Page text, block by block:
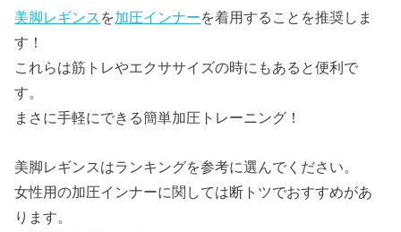
美脚レギンス を加圧インナーを着用することを推奨しま
す！
これらは筋トレやエクササイズの時にもあると便利で
す。
まさに手軽にできる簡単加圧トレーニング！
美脚レギンスはランキングを参考に選んでください。
女性用の加圧インナーに関しては断トツでおすすめがあ
ります。